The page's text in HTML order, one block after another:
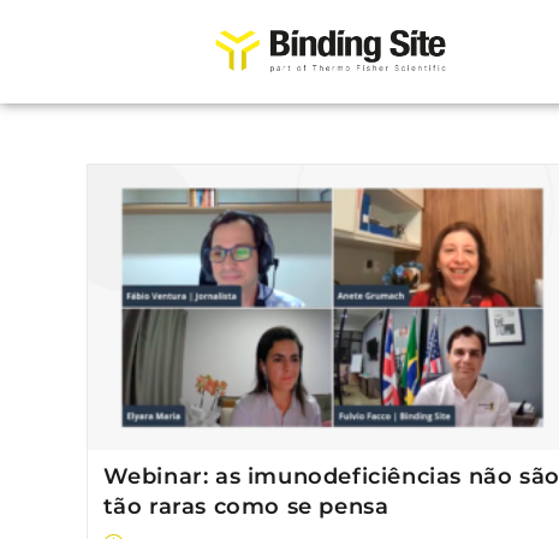
Webinar: as imunodeficiências não são
tão raras como se pensa